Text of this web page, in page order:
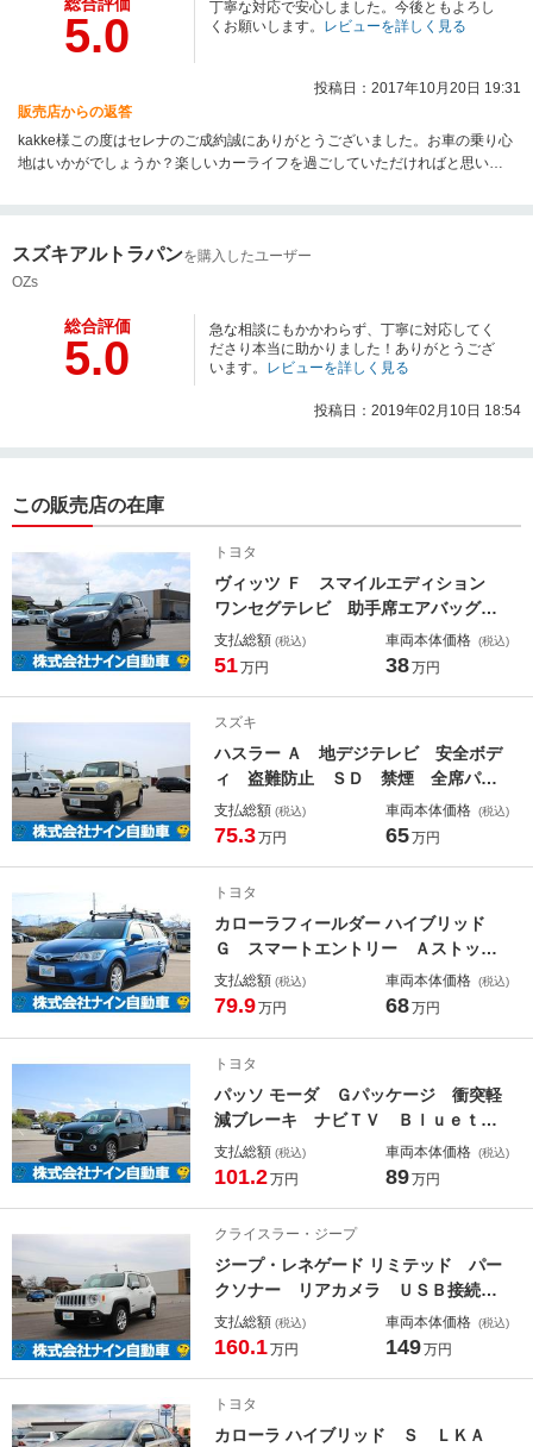
5.0
丁寧な対応で安心しました。今後ともよろし
くお願いします。 レビューを詳しく見る
投稿日：2017年10月20日 19:31
販売店からの返答
kakke様この度はセレナのご成約誠にありがとうございました。お車の乗り心
地はいかがでしょうか？楽しいカーライフを過ごしていただければと思いま
メンテナンスや車検等でもサポートさせて頂きたいと思いますので末永く宜
スズキアルトラパンを購入したユーザー
OZs
総合評価
5.0
急な相談にもかかわらず、丁寧に対応してく
ださり本当に助かりました！ありがとうござ
います。 レビューを詳しく見る
投稿日：2019年02月10日 18:54
この販売店の在庫
トヨタ
ヴィッツ Ｆ スマイルエディション
ワンセグテレビ 助手席エアバッグ
衝突安全ボディ 整備点検記録簿 ナ
ビ＆ＴＶ キーフリーシステム スマ
Ｃ エアコン 禁煙車 ＳＤナビ
支払総額 (税込)
51万円
車両本体価格 (税込)
38万円
スズキ
ハスラー Ａ 地デジテレビ 安全ボデ
ィ 盗難防止 ＳＤ 禁煙 全席パワ
ーウインドウ フルフラット ＤＶＤ
再生 ＡＢＳ付き 運転席エアバッ
Ｂトゥース
支払総額 (税込)
75.3万円
車両本体価格 (税込)
65万円
トヨタ
カローラフィールダー ハイブリッド
Ｇ スマートエントリー Ａストッ
プ ワンオーナー車 メンテナンスノ
ート 助手席エアバック ブルートゥ
ッグ ＤＶＤ視聴可 ワイヤレスキー
支払総額 (税込)
79.9万円
車両本体価格 (税込)
68万円
トヨタ
パッソ モーダ Ｇパッケージ 衝突軽
減ブレーキ ナビＴＶ Ｂｌｕｅｔｏ
ｏｔｈ ＬＥＤ イモビライザー 横
滑り防止装置 ＤＶＤ再生 オートラ
ス ベンチシート ４ＷＤ
支払総額 (税込)
101.2万円
車両本体価格 (税込)
89万円
クライスラー・ジープ
ジープ・レネゲード リミテッド パー
クソナー リアカメラ ＵＳＢ接続
オートエアコン 衝突被害軽減ブレー
キ 記録簿 本革シート アイスト
載器 イモビライザー ナビ
支払総額 (税込)
160.1万円
車両本体価格 (税込)
149万円
トヨタ
カローラ ハイブリッド Ｓ ＬＫＡ